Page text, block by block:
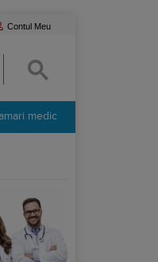
Contul Meu
medic